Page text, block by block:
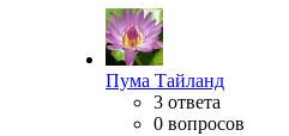
Пума Тайланд
3 ответа
0 вопросов